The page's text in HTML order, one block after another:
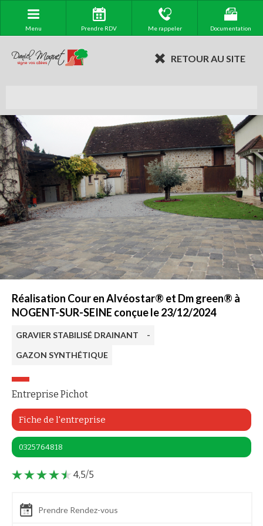
Menu Prendre RDV Me rappeler Documentation
RETOUR AU SITE
Réalisation Cour en Alvéostar® et Dm green® à
NOGENT-SUR-SEINE conçue le 23/12/2024
GRAVIER STABILISÉ DRAINANT
-
GAZON SYNTHÉTIQUE
Entreprise Pichot
Fiche de l'entreprise
0325764818
4,5/5
Prendre Rendez-vous